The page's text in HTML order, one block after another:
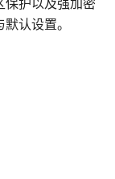
认设置。